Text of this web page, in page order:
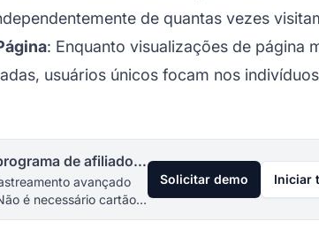
de quantas vezes
: Enquanto visualizações de página
usuários únicos focam nos
Lance seu programa de afiliados hoje
avançado
é necessário cartão
Solicitar demo Iniciar